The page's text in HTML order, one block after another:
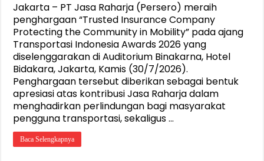
Jakarta – PT Jasa Raharja (Persero) meraih
penghargaan “Trusted Insurance Company
Protecting the Community in Mobility” pada ajang
Transportasi Indonesia Awards 2026 yang
diselenggarakan di Auditorium Binakarna, Hotel
Bidakara, Jakarta, Kamis (30/7/2026).
Penghargaan tersebut diberikan sebagai bentuk
apresiasi atas kontribusi Jasa Raharja dalam
menghadirkan perlindungan bagi masyarakat
pengguna transportasi, sekaligus …
Baca Selengkapnya